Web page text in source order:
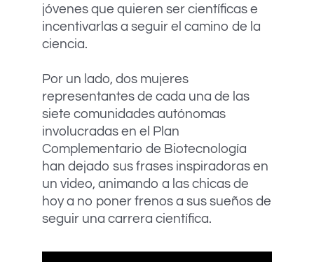
jóvenes que quieren ser científicas e
incentivarlas a seguir el camino de la
ciencia.
Por un lado, dos mujeres
representantes de cada una de las
siete comunidades autónomas
involucradas en el Plan
Complementario de Biotecnología
han dejado sus frases inspiradoras en
un video, animando a las chicas de
hoy a no poner frenos a sus sueños de
seguir una carrera científica.